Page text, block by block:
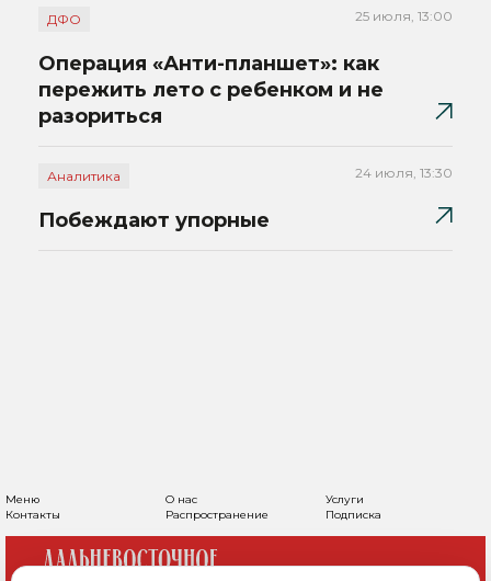
ДФО 25 июля, 13:00
Операция «Анти-планшет»: как
пережить лето с ребенком и не
разориться
Аналитика 24 июля, 13:30
Побеждают упорные
Меню О нас
Услуги
Контакты
Распространение Подписка